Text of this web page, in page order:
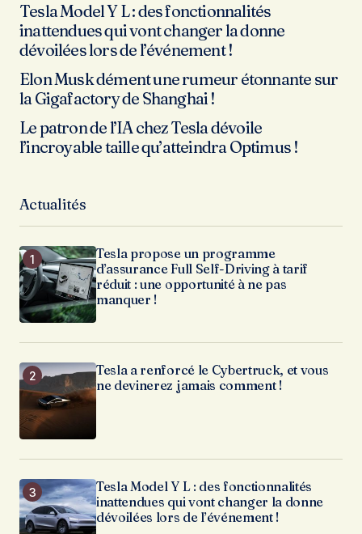
Tesla Model Y L : des fonctionnalités
inattendues qui vont changer la donne
dévoilées lors de l’événement !
Elon Musk dément une rumeur étonnante sur
la Gigafactory de Shanghai !
Le patron de l’IA chez Tesla dévoile
l’incroyable taille qu’atteindra Optimus !
Actualités
Tesla propose un programme
d’assurance Full Self-Driving à tarif
réduit : une opportunité à ne pas
manquer !
Tesla a renforcé le Cybertruck, et vous
ne devinerez jamais comment !
Tesla Model Y L : des fonctionnalités
inattendues qui vont changer la donne
dévoilées lors de l’événement !